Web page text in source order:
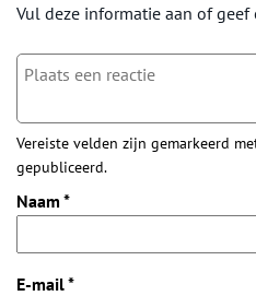
Vul deze informatie aan of geef
Vereiste velden zijn gemarkeerd
gepubliceerd.
Naam *
E-mail*